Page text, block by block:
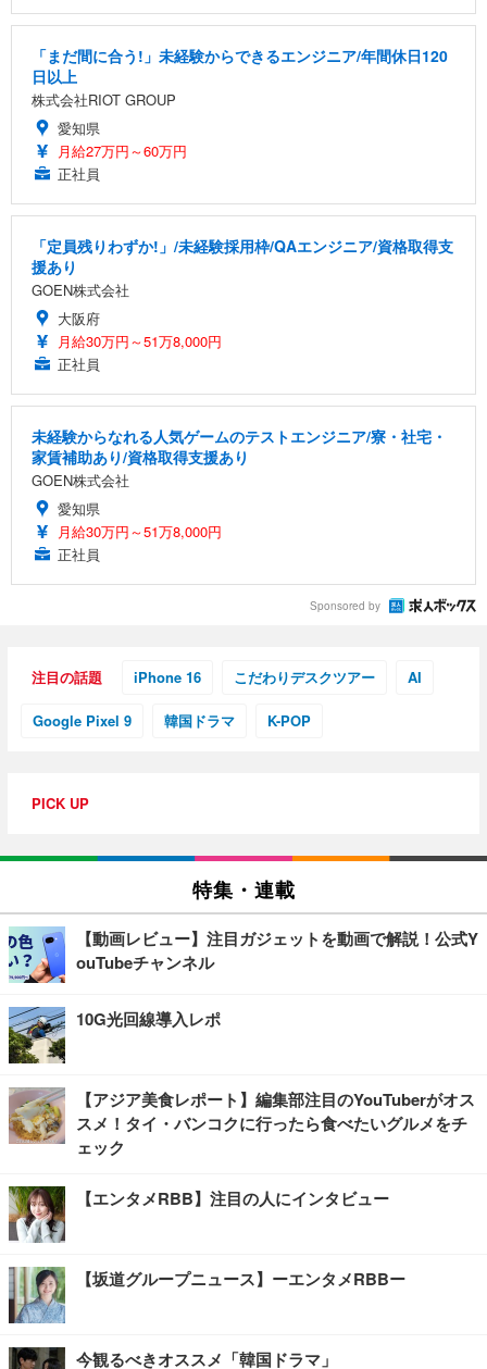
「まだ間に合う!」未経験からできるエンジニア/年間休日120
日以上
株式会社RIOT GROUP
愛知県
月給27万円～60万円
正社員
「定員残りわずか!」/未経験採用枠/QAエンジニア/資格取得支
援あり
GOEN株式会社
大阪府
月給30万円～51万8,000円
正社員
未経験からなれる人気ゲームのテストエンジニア/寮・社宅・
家賃補助あり/資格取得支援あり
GOEN株式会社
愛知県
月給30万円～51万8,000円
正社員
Sponsored by
注目の話題 iPhone 16 こだわりデスクツアー AI
Google Pixel 9 韓国ドラマ K-POP
PICK UP
特集・連載
【動画レビュー】注目ガジェットを動画で解説！公式Y
ouTubeチャンネル
10G光回線導入レポ
【アジア美食レポート】編集部注目のYouTuberがオス
スメ！タイ・バンコクに行ったら食べたいグルメをチ
ェック
【エンタメRBB】注目の人にインタビュー
【坂道グループニュース】ーエンタメRBBー
今観るべきオススメ「韓国ドラマ」